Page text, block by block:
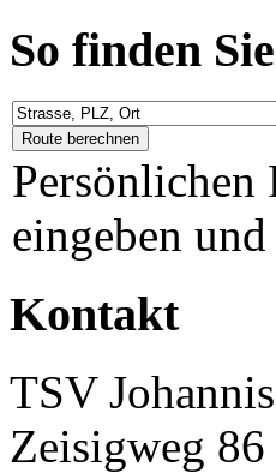
So finden
Persönlichen
eingeben
Kontakt
TSV
Zeisigweg 86